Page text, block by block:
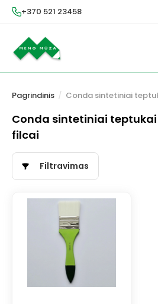
+370 521 23458
Pagrindinis / Conda sintetiniai
Conda sintetiniai teptukai
filcai
Filtravimas